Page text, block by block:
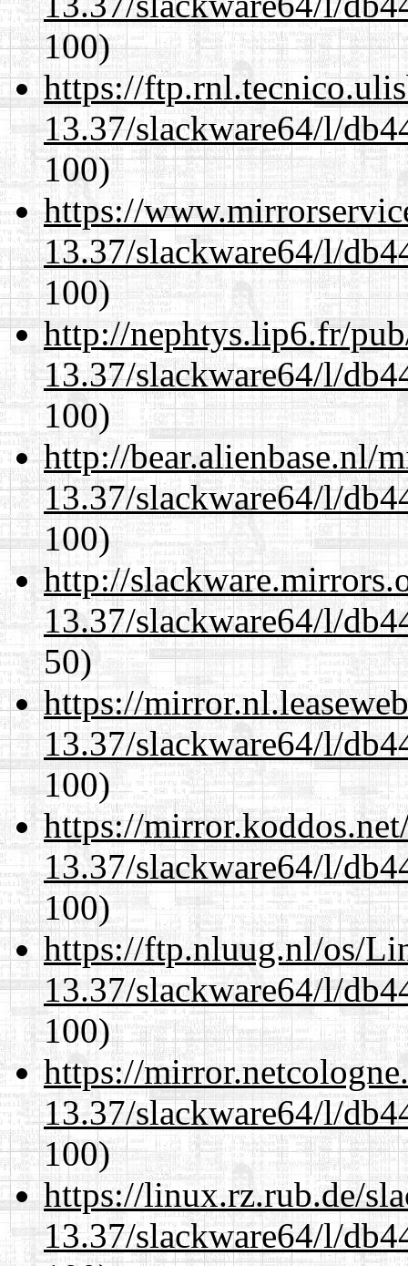
100)
https://
13.37/slackware64/l/
100)
https://
13.37/slackware64/l/
100)
http://nephtys.lip6.fr/
13.37/slackware64/l/
100)
http://bear.alienbase.nl/
13.37/slackware64/l/
100)
http://
13.37/slackware64/l/
50)
https://
13.37/slackware64/l/
100)
https://
13.37/slackware64/l/
100)
https://ftp.nluug.nl/os/
13.37/slackware64/l/
100)
https://
13.37/slackware64/l/
100)
https://linux.rz.rub.de/
13.37/slackware64/l/